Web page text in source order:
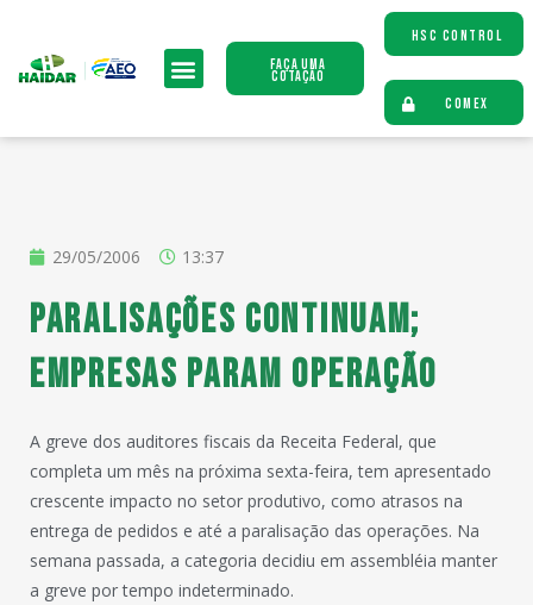
Faça uma
Cotação
HSC CONTROL
COMEX
29/05/2006 13:37
Paralisações continuam;
empresas param operação
A greve dos auditores fiscais da Receita Federal, que
completa um mês na próxima sexta-feira, tem apresentado
crescente impacto no setor produtivo, como atrasos na
entrega de pedidos e até a paralisação das operações. Na
semana passada, a categoria decidiu em assembléia manter
a greve por tempo indeterminado.